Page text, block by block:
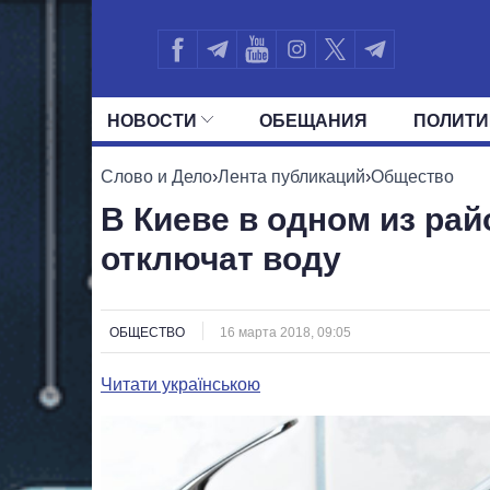
НОВОСТИ ОБЕЩАНИЯ
ВСЕ ПОЛИТИКИ ПРЕЗИДЕНТ И
Слово и Дело›Лента публикаций›Общество
В Киеве в одном из
отключат воду
ОБЩЕСТВО 16 марта 2018, 09:05
Читати українською